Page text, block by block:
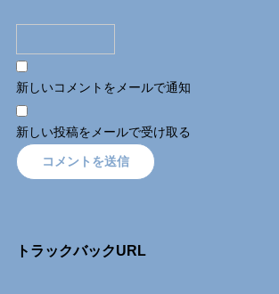
新しいコメントをメールで通知
新しい投稿をメールで受け取る
トラックバックURL